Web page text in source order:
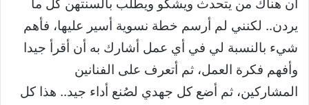
أن هناك من يتحدث ويشكو ويطلب بألسنتهن كل ما
يردن.. لكنني لم أرسم خطة نسوية أسير عليها، فأهم
شيء بالنسبة لي في أي عمل أشارك به أن أقرأ جيدا
وأفهم فكرة العمل، ثم أتعرف على الفنانين
المشاركين، ثم أضع كل جهدي لصُنع أداء جيد.. هذا كل